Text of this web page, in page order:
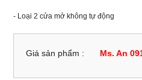
- Loại 2 cửa mở không tự động
Giá sản phẩm : Ms. An